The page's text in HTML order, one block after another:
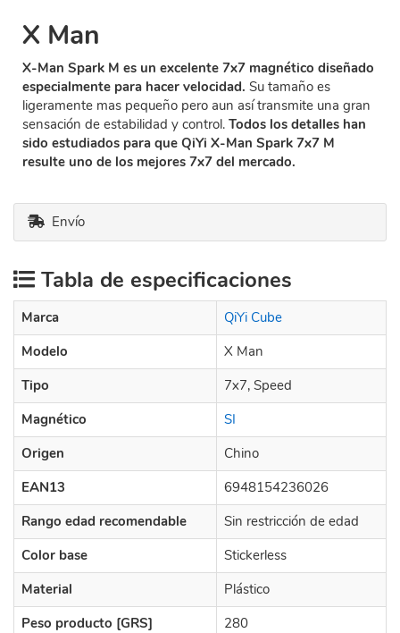
X Man
X-Man Spark M es un excelente 7x7 magnético diseñado
especialmente para hacer velocidad. Su tamaño es
ligeramente mas pequeño pero aun así transmite una gran
sensación de estabilidad y control. Todos los detalles han
sido estudiados para que QiYi X-Man Spark 7x7 M
resulte uno de los mejores 7x7 del mercado.
Envío
Tabla de especificaciones
Marca
QiYi Cube
Modelo
X Man
Tipo
7x7, Speed
Magnético
SI
Origen
Chino
EAN13
6948154236026
Rango edad recomendable
Sin restricción de edad
Color base
Stickerless
Material
Plástico
Peso producto [GRS]
280